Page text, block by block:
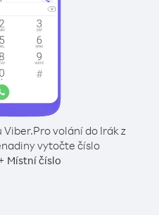
Viber.Pro volání do Irák z
vytočte číslo
Místní číslo